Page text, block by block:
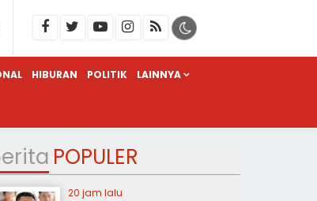
HIBURAN POLITIK LAINNYA
POPULER
20 jam lalu